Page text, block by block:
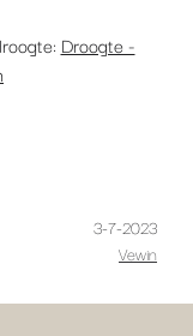
Droogte -
3-7-2023
Vewin